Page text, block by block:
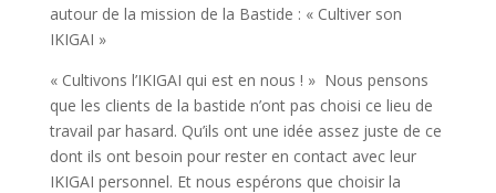
autour de la mission de la Bastide : « Cultiver son
IKIGAI »
« Cultivons l’IKIGAI qui est en nous ! » Nous pensons
que les clients de la bastide n’ont pas choisi ce lieu de
travail par hasard. Qu’ils ont une idée assez juste de ce
dont ils ont besoin pour rester en contact avec leur
IKIGAI personnel. Et nous espérons que choisir la